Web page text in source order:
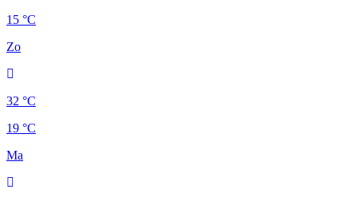
15 °C
Zo
32 °C
19 °C
Ma